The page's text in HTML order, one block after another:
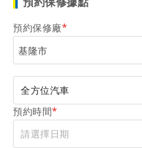
預約保修廠*
基隆市
預約時間*